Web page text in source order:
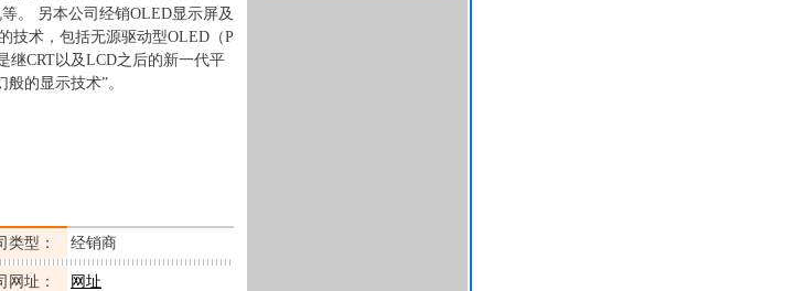
。 另本公司经销OLED显示屏及
技术，包括无源驱动型OLED（P
继CRT以及LCD之后的新一代平
的显示技术”。
类型： 经销商
网址： 网址